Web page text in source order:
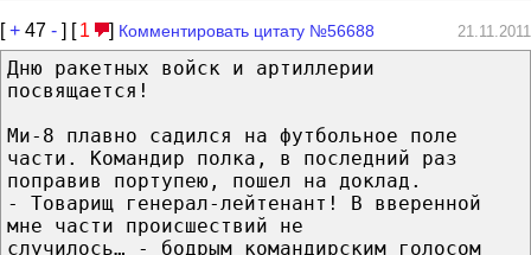
[+ 47 - ] [ 1 ] Комментировать цитату №56688 21.11.2011
Дню ракетных войск и артиллерии
посвящается!
Ми-8 плавно садился на футбольное поле
части. Командир полка, в последний раз
поправив портупею, пошел на доклад.
- Товарищ генерал-лейтенант! В вверенной
мне части происшествий не
случилось… - бодрым командирским голосом